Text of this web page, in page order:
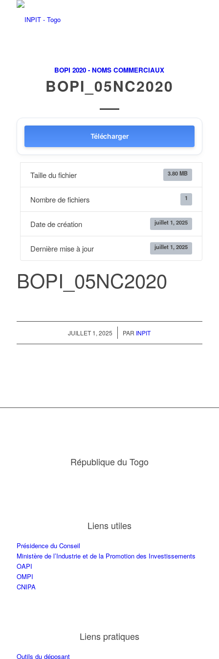
BOPI 2020 - NOMS COMMERCIAUX
BOPI_05NC2020
Télécharger
Taille du fichier 3.80 MB
Nombre de fichiers 1
Date de création juillet 1, 2025
Dernière mise à jour juillet 1, 2025
BOPI_05NC2020
JUILLET 1, 2025
/ PAR INPIT
République du Togo
Liens utiles
Présidence du Conseil
Ministère de l’Industrie et de la Promotion des Investissements
OAPI
OMPI
CNIPA
Liens pratiques
Outils du déposant